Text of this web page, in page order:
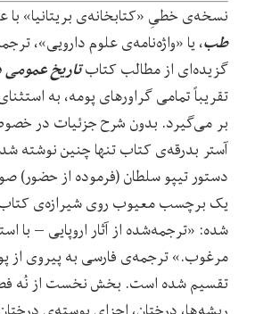
نسخهی خطیِ «کتابخانه‌ی بریتانیا» با
طب، یا «واژهنامهی علوم دارویی»، ترجمه
گزیدهای از مطالب کتابتاریخ عمومی
تقریباً تمامی گراورهای پومه، به استثنای
بر می‌گیرد. بدون شرح جزئیات در خصوص
آستر بدرقهی کتاب تنها چنین نوشته شده
دستور تیپو سلطان (فرموده از حضور)
یک برچسب معیوب روی شیرازهی کتاب
شده: «ترجمهشده از آثار اروپایی – با
مرغوب.» ترجمهی فارسی به پیروی از
تقسیم شده است. بخش نخست از نُه فصل